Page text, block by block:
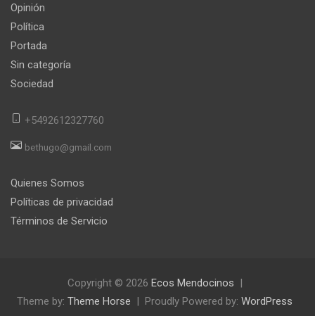
Opinión
Política
Portada
Sin categoría
Sociedad
+5492612327760
bethugo@gmail.com
Quienes Somos
Políticas de privacidad
Términos de Servicio
Copyright © 2026 Ecos Mendocinos
Theme by: Theme Horse Proudly Powered by: WordPress